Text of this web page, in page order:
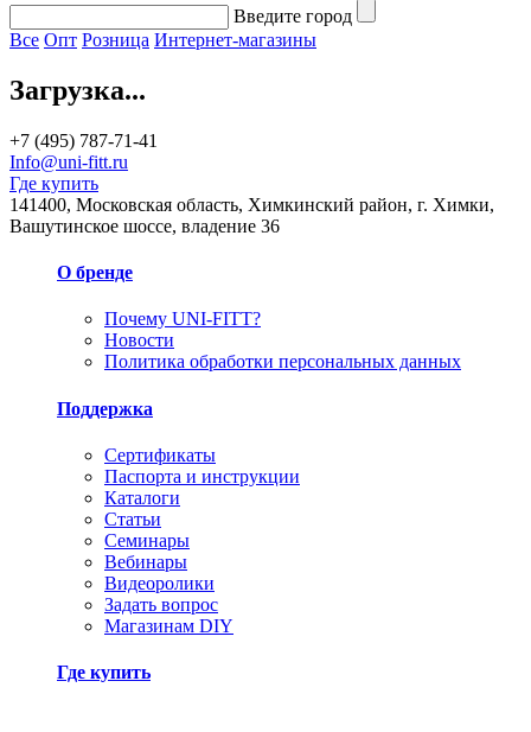
Введите город
Все Опт Розница Интернет-магазины
Загрузка...
+7 (495) 787-71-41
Info@uni-fitt.ru
Где купить
141400, Московская область, Химкинский район, г. Химки,
Вашутинское шоссе, владение 36
О бренде
Почему UNI-FITT?
Новости
Политика обработки персональных данных
Поддержка
Сертификаты
Паспорта и инструкции
Каталоги
Статьи
Семинары
Вебинары
Видеоролики
Задать вопрос
Магазинам DIY
Где купить